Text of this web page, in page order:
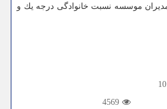
موسسه نسبت خانوادگی درجه یك و
4569